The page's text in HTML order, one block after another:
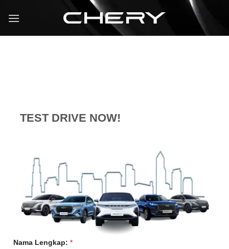
TEST DRIVE NOW!
Nama Lengkap: *